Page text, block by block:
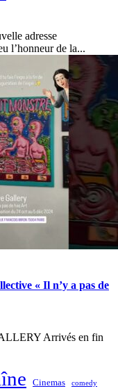
adresse
l’honneur de la...
« Il n’y a pas de
Arrivés en fin
Cinemas comedy